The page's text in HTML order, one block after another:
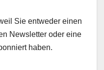
Sie entweder einen
Newsletter oder eine
haben.